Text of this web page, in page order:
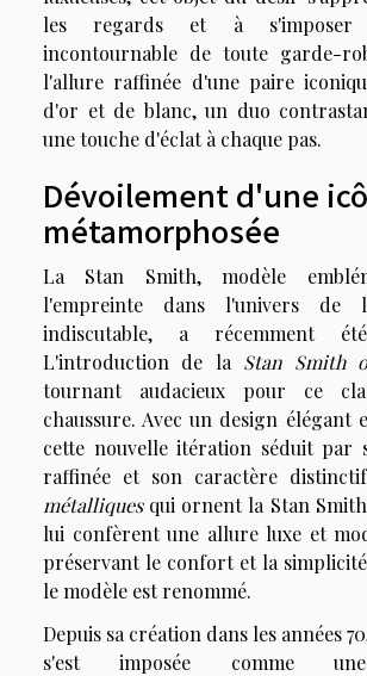
les regards et à s'imposer
incontournable de toute garde-
l'allure raffinée d'une paire
d'or et de blanc, un duo
une touche d'éclat à chaque pas.
Dévoilement d'une
métamorphosée
La Stan Smith, modèle
l'empreinte dans l'univers de
indiscutable, a récemment
L'introduction de la Stan Smith
tournant audacieux pour ce
chaussure. Avec un design élégant
cette nouvelle itération séduit par
raffinée et son caractère
métalliquesqui ornent la Stan
lui confèrent une allure luxe et
préservant le confort et la
le modèle est renommé.
Depuis sa création dans les années
s'est imposée comme